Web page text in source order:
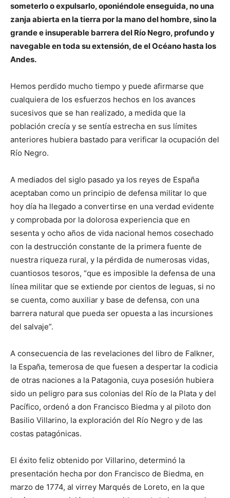
someterlo o expulsarlo, oponiéndole enseguida, no una
zanja abierta en la tierra por la mano del hombre, sino la
grande e insuperable barrera del Río Negro, profundo y
navegable en toda su extensión, de el Océano hasta los
Andes.
Hemos perdido mucho tiempo y puede afirmarse que
cualquiera de los esfuerzos hechos en los avances
sucesivos que se han realizado, a medida que la
población crecía y se sentía estrecha en sus límites
anteriores hubiera bastado para verificar la ocupación del
Río Negro.
A mediados del siglo pasado ya los reyes de España
aceptaban como un principio de defensa militar lo que
hoy día ha llegado a convertirse en una verdad evidente
y comprobada por la dolorosa experiencia que en
sesenta y ocho años de vida nacional hemos cosechado
con la destrucción constante de la primera fuente de
nuestra riqueza rural, y la pérdida de numerosas vidas,
cuantiosos tesoros, “que es imposible la defensa de una
línea militar que se extiende por cientos de leguas, si no
se cuenta, como auxiliar y base de defensa, con una
barrera natural que pueda ser opuesta a las incursiones
del salvaje”.
A consecuencia de las revelaciones del libro de Falkner,
la España, temerosa de que fuesen a despertar la codicia
de otras naciones a la Patagonia, cuya posesión hubiera
sido un peligro para sus colonias del Río de la Plata y del
Pacífico, ordenó a don Francisco Biedma y al piloto don
Basilio Villarino, la exploración del Río Negro y de las
costas patagónicas.
El éxito feliz obtenido por Villarino, determinó la
presentación hecha por don Francisco de Biedma, en
marzo de 1774, al virrey Marqués de Loreto, en la que